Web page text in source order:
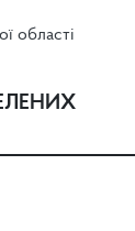
області